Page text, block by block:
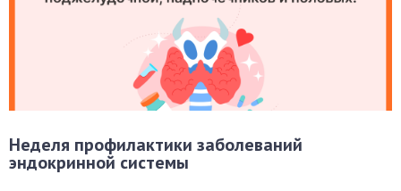
Неделя профилактики заболеваний
эндокринной системы